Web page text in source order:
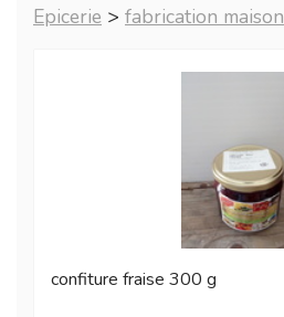
Epicerie > fabrication maison
confiture fraise 300 g